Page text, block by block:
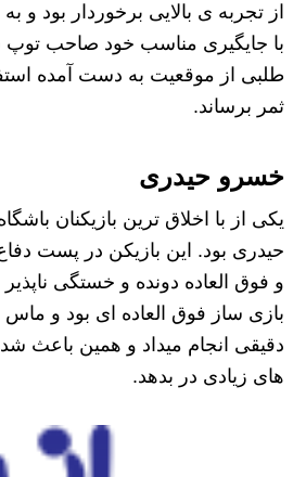
از تجربه ی بالایی برخوردار بود
با جایگیری مناسب خود صاحب
طلبی از موقعیت به دست آمده
ثمر برساند.
خسرو حیدری
یکی از با اخلاق ترین بازیکنان
حیدری بود. این بازیکن در پست
و فوق العاده دونده و خستگی
بازی ساز فوق العاده ای بود و ماس
دقیقی انجام میداد و همین باعث
های زیادی در بدهد.